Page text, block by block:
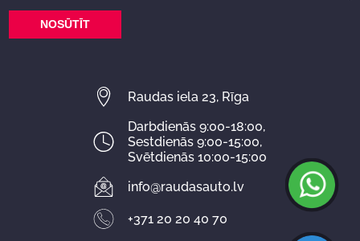
NOSŪTĪT
Raudas iela 23, Rīga
Darbdienās 9:00-18:00,
Sestdienās 9:00-15:00,
Svētdienās 10:00-15:00
info@raudasauto.lv
+371 20 20 40 70